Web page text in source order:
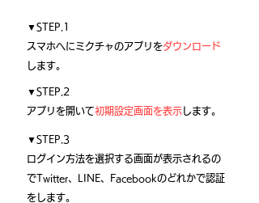
▼STEP.1
スマホへにミクチャのアプリをダウンロード
します。
▼STEP.2
アプリを開いて初期設定画面を表示 します。
▼STEP.3
ログイン方法を選択する画面が表示されるの
でTwitter、LINE、Facebookのどれかで認証
をします。